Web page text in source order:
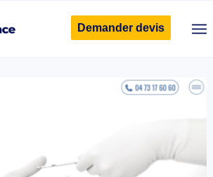
Demander devis